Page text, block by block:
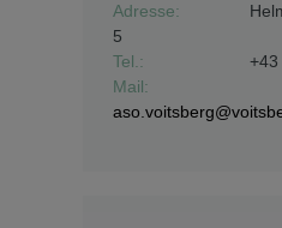
Adresse:
5
Tel.:
+43
Mail: